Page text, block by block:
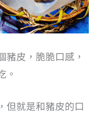
豬皮，脆脆口感，
。
但就是和豬皮的口